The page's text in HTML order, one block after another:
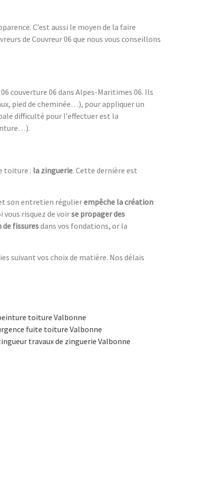
C’est aussi le moyen de la faire
de Couvreur 06 que nous vous conseillons
couverture 06 dans Alpes-Maritimes 06. Ils
pied de cheminée…), pour appliquer un
difficulté pour l'effectuer est la
toiture : la zinguerie. Cette dernière est
son entretien régulierempêche la création
risquez de voirse propager des
fissuresdans vos fondations, or la
suivant vos choix de matière. Nos délais
toiture Valbonne
fuite toiture Valbonne
travaux de zinguerie Valbonne